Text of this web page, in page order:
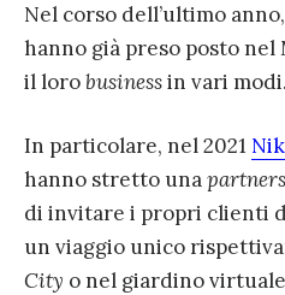
Nel corso dell’ultimo
hanno già preso posto
il lorobusinessin vari modi.
In particolare, nel 2021
hanno stretto una
di invitare i propri clienti
un viaggio unico
City o nel giardino